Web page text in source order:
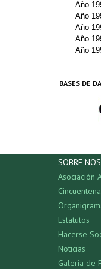
Año
Año
Año
Año
Año
BASES DE
SOBRE
Asociación
Estatutos
Hacerse
Noticias
Galeria de